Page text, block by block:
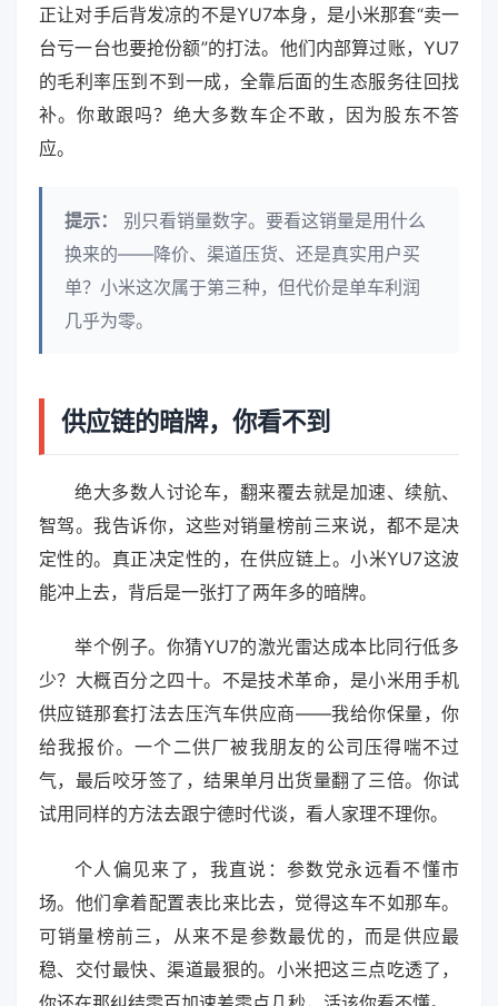
正让对手后背发凉的不是YU7本身，是小米那套“卖一
台亏一台也要抢份额”的打法。他们内部算过账，YU7
的毛利率压到不到一成，全靠后面的生态服务往回找
补。你敢跟吗？绝大多数车企不敢，因为股东不答
应。
提示：
别只看销量数字。要看这销量是用什么
换来的——降价、渠道压货、还是真实用户买
单？小米这次属于第三种，但代价是单车利润
几乎为零。
供应链的暗牌，你看不到
绝大多数人讨论车，翻来覆去就是加速、续航、
智驾。我告诉你，这些对销量榜前三来说，都不是决
定性的。真正决定性的，在供应链上。小米YU7这波
能冲上去，背后是一张打了两年多的暗牌。
举个例子。你猜YU7的激光雷达成本比同行低多
少？大概百分之四十。不是技术革命，是小米用手机
供应链那套打法去压汽车供应商——我给你保量，你
给我报价。一个二供厂被我朋友的公司压得喘不过
气，最后咬牙签了，结果单月出货量翻了三倍。你试
试用同样的方法去跟宁德时代谈，看人家理不理你。
个人偏见来了，我直说：参数党永远看不懂市
场。他们拿着配置表比来比去，觉得这车不如那车。
可销量榜前三，从来不是参数最优的，而是供应最
稳、交付最快、渠道最狠的。小米把这三点吃透了，